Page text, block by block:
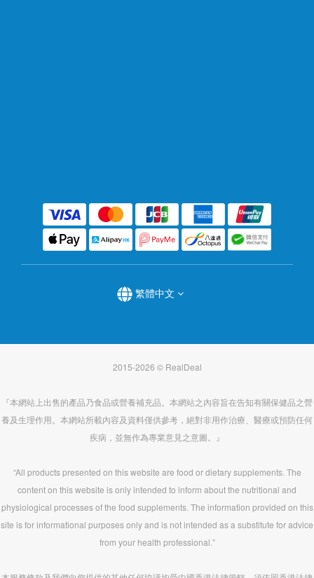
繁體中文
2015-2026 © RealDeal
『本網站上出售的產品乃食品或營養補充品。本網站之內容旨在告知有關保健品之營
養及生理作用。本網站所載內容及資料僅供參考，絕對非用作治療、醫療或預防任何
疾病，並無作為專業意見之意圖。』
“All products presented on this website are food or dietary supplements. The
content on this website is only intended to inform about the nutritional and
physiological processes of the food supplements. The information provided on this
site is for informational purposes only and is not intended as a substitute for advice
from your health professional.”